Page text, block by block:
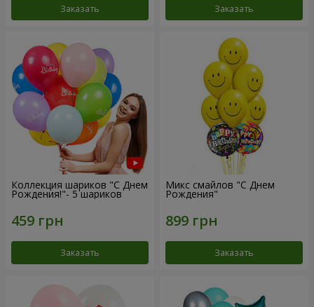
Заказать Заказать
Коллекция шариков "С Днем
Рождения!"- 5 шариков
Заказать
Микс смайлов "C Днем
Рождения"
Заказать